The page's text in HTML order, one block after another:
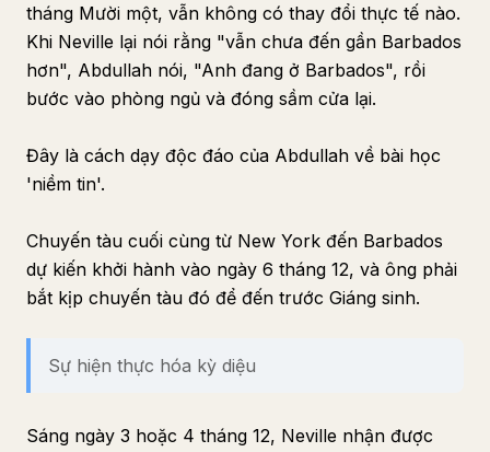
tháng Mười một, vẫn không có thay đổi thực tế nào.
Khi Neville lại nói rằng "vẫn chưa đến gần Barbados
hơn", Abdullah nói, "Anh đang ở Barbados", rồi
bước vào phòng ngủ và đóng sầm cửa lại.
Đây là cách dạy độc đáo của Abdullah về bài học
'niềm tin'.
Chuyến tàu cuối cùng từ New York đến Barbados
dự kiến khởi hành vào ngày 6 tháng 12, và ông phải
bắt kịp chuyến tàu đó để đến trước Giáng sinh.
Sự hiện thực hóa kỳ diệu
Sáng ngày 3 hoặc 4 tháng 12, Neville nhận được